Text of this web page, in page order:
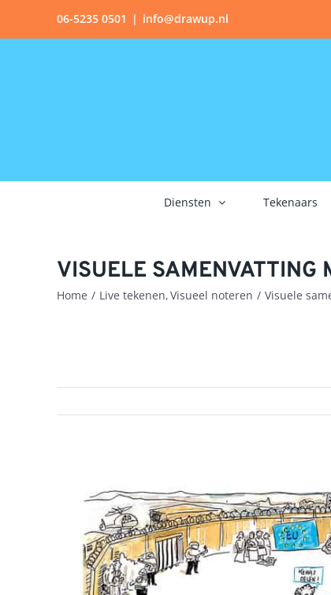
06-5235 0501 | info@drawup.nl
Diensten Tekenaars
VISUELE SAMENVATTING
Home Live tekenen Visueel noteren Visuele
Larger